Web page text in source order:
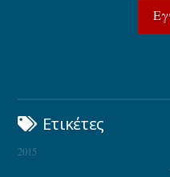
Ετικέτες
2015